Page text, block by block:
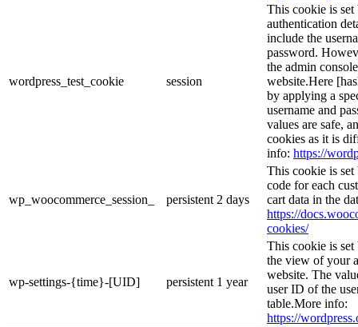
wordpress_test_cookie session
This cookie is set
authentication
include the
password.
the admin
website.Here
by applying a
username and
values are safe,
cookies as it is
info: https://
wp_woocommerce_session_ persistent 2 days
This cookie is
code for each
cart data in the
https://
cookies/
wp-settings-{time}-[UID] persistent 1 year
This cookie is set
the view of your
website. The
user ID of the
table.More info:
https://